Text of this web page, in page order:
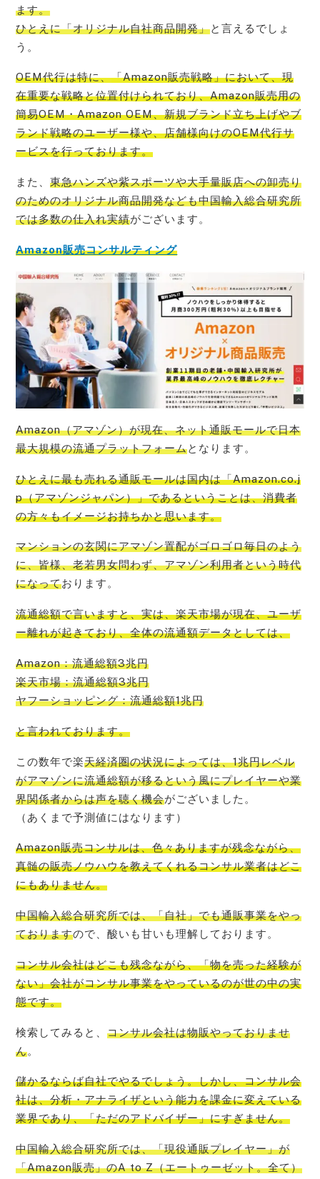
ます。
ひとえに「オリジナル自社商品開発」と言えるでしょ
う。
OEM代行は特に、「Amazon販売戦略」において、現
在重要な戦略と位置付けられており、Amazon販売用の
簡易OEM・Amazon OEM、新規ブランド立ち上げやブ
ランド戦略のユーザー様や、店舗様向けのOEM代行サ
ービスを行っております。
また、東急ハンズや紫スポーツや大手量販店への卸売り
のためのオリジナル商品開発なども中国輸入総合研究所
では多数の仕入れ実績がございます。
Amazon販売コンサルティング
Amazon（アマゾン）が現在、ネット通販モールで日本
最大規模の流通プラットフォームとなります。
ひとえに最も売れる通販モールは国内は「Amazon.co.j
p（アマゾンジャパン）」であるということは、消費者
の方々もイメージお持ちかと思います。
マンションの玄関にアマゾン置配がゴロゴロ毎日のよう
に、皆様、老若男女問わず、アマゾン利用者という時代
になっております。
流通総額で言いますと、実は、楽天市場が現在、ユーザ
ー離れが起きており、全体の流通額データとしては、
Amazon：流通総額3兆円
楽天市場：流通総額3兆円
ヤフーショッピング：流通総額1兆円
と言われております。
この数年で楽天経済圏の状況によっては、1兆円レベル
がアマゾンに流通総額が移るという風にプレイヤーや業
界関係者からは声を聴く機会がございました。
（あくまで予測値にはなります）
Amazon販売コンサルは、色々ありますが残念ながら、
真髄の販売ノウハウを教えてくれるコンサル業者はどこ
にもありません。
中国輸入総合研究所では、「自社」でも通販事業をやっ
ておりますので、酸いも甘いも理解しております。
コンサル会社はどこも残念ながら、「物を売った経験が
ない」会社がコンサル事業をやっているのが世の中の実
態です。
検索してみると、コンサル会社は物販やっておりませ
ん。
儲かるならば自社でやるでしょう。しかし、コンサル会
社は、分析・アナライザという能力を課金に変えている
業界であり、「ただのアドバイザー」にすぎません。
中国輸入総合研究所では、「現役通販プレイヤー」が
「Amazon販売」のA to Z（エートゥーゼット。全て）